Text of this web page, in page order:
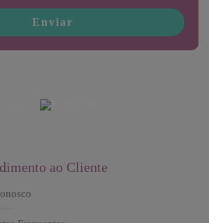
Enviar
ao Cliente